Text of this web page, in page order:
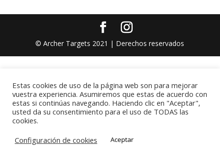
© Archer Targets 2021 | Derechos reservados
Estas cookies de uso de la página web son para mejorar
vuestra experiencia. Asumiremos que estas de acuerdo con
estas si continúas navegando. Haciendo clic en "Aceptar",
usted da su consentimiento para el uso de TODAS las
cookies.
Configuración de cookies
Aceptar